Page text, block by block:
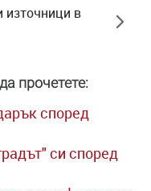
източници в
прочетете:
според
си според